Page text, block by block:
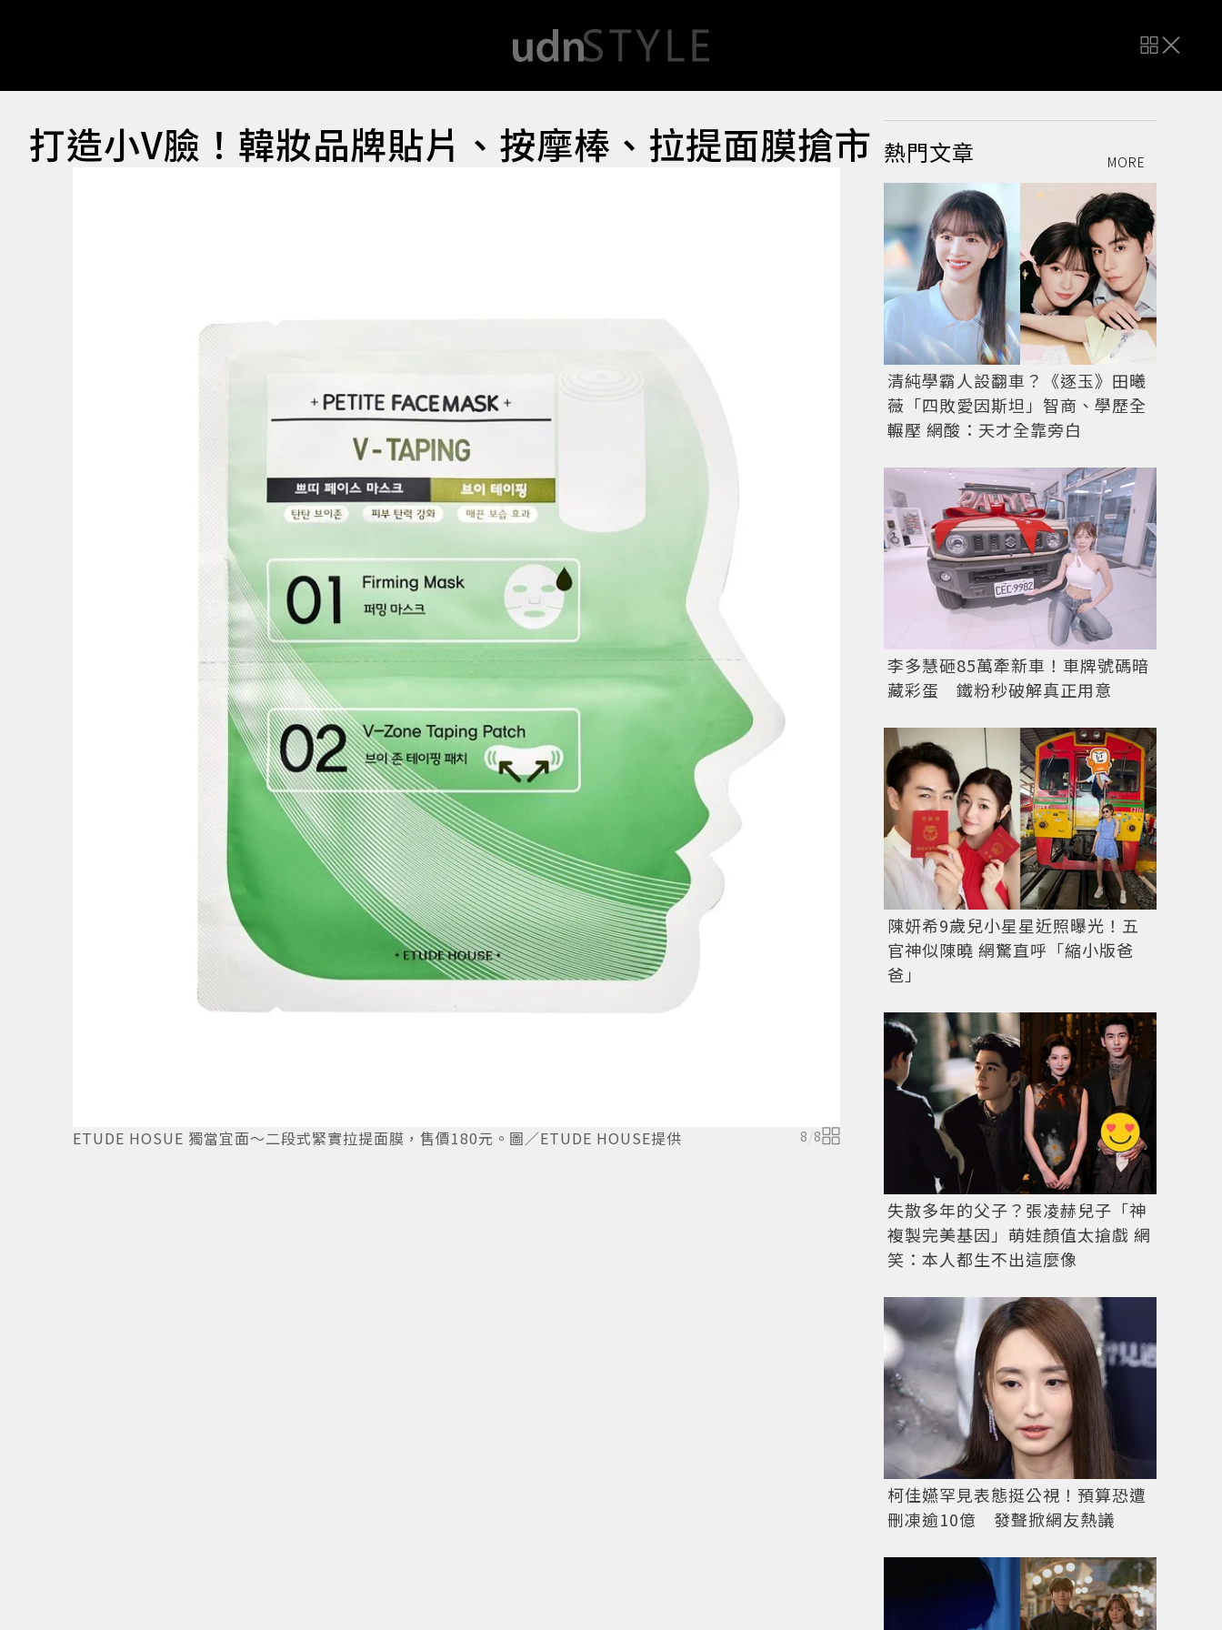
打造小V臉！韓妝品牌貼片、按摩棒、拉提面膜搶市
ETUDE HOSUE 獨當宜面～二段式緊實拉提面膜，售價180元。圖／ETUDE HOUSE提供 8/8
熱門文章 MORE
清純學霸人設翻車？《逐玉》田曦
薇「四敗愛因斯坦」智商、學歷全
輾壓 網酸：天才全靠旁白
李多慧砸85萬牽新車！車牌號碼暗
藏彩蛋 鐵粉秒破解真正用意
陳妍希9歲兒小星星近照曝光！五
官神似陳曉 網驚直呼「縮小版爸
爸」
失散多年的父子？張凌赫兒子「神
複製完美基因」萌娃顏值太搶戲 網
笑：本人都生不出這麼像
柯佳嬿罕見表態挺公視！預算恐遭
刪凍逾10億 發聲掀網友熱議